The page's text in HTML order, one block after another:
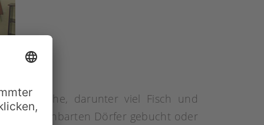
Küche, darunter viel Fisch und
benachbarten Dörfer gebucht oder